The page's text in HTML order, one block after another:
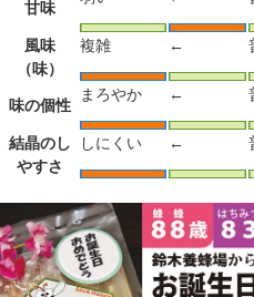
甘味
風味
（味）
複雑 ←
味の個性
まろやか ←
結晶のし
やすさ
しにくい ←